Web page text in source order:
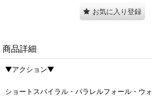
お気に入り登録
商品詳細
▼アクション▼
ショートスパイラル・パラレルフォール・ウ